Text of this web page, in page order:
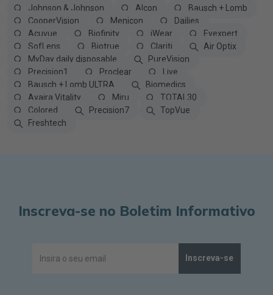
Johnson & Johnson Alcon
Bausch + Lomb
CooperVision
Menicon
Dailies
Acuvue
Biofinity iWear
Eyexpert
SofLens
Biotrue Clariti
Air Optix
MyDay daily disposable
PureVision
Precision1
Proclear
Live
Bausch + Lomb ULTRA
Biomedics
Avaira Vitality
Miru
TOTAL30
Colored
Precision7
TopVue
Freshtech
Inscreva-se no Boletim Informativo
Inscreva-se